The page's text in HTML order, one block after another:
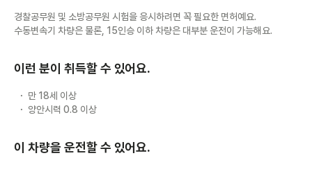
경찰공무원 및 소방공무원 시험을 응시하려면 꼭 필요한 면허예요.
수동변속기 차량은 물론, 15인승 이하 차량은 대부분 운전이 가능해요.
이런 분이 취득할 수 있어요.
만 18세 이상
양안시력 0.8 이상
이 차량을 운전할 수 있어요.